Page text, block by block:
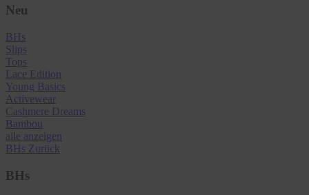
Neu
BHs
Slips
Tops
Lace Edition
Young Basics
Activewear
Cashmere Dreams
Bambou
alle anzeigen
BHs Zurück
BHs